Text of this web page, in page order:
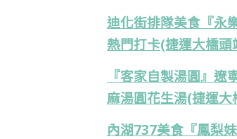
迪化街排隊美食『永
熱門打卡(捷運大橋頭
『客家自製湯圓』
麻湯圓花生湯(捷運大
內湖737美食『鳳梨